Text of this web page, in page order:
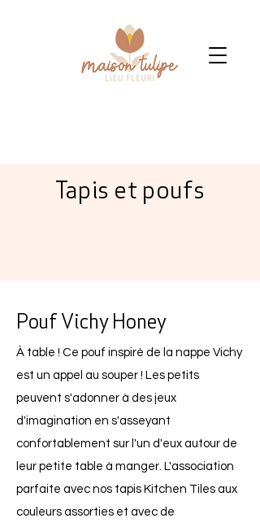
Tapis et poufs
Pouf Vichy Honey
À table ! Ce pouf inspiré de la nappe Vichy
est un appel au souper ! Les petits
peuvent s'adonner à des jeux
d'imagination en s'asseyant
confortablement sur l'un d'eux autour de
leur petite table à manger. L'association
parfaite avec nos tapis Kitchen Tiles aux
couleurs assorties et avec de